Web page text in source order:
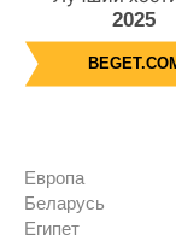
2025
Европа
Беларусь
Египет